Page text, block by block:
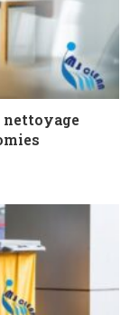
nettoyage